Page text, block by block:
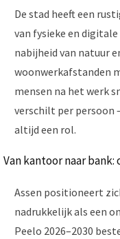
De stad heeft een
van fysieke en
nabijheid van natuur
woonwerkafstanden
mensen na het werk
verschilt per persoon
altijd een rol.
Van kantoor naar bank:
Assen positioneert
nadrukkelijk als een
Peelo 2026–2030